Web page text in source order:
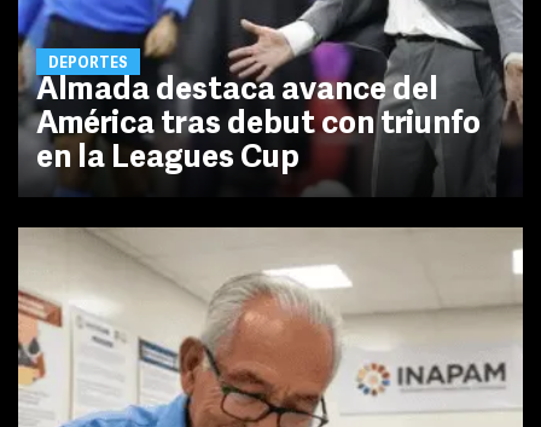
DEPORTES
Almada destaca avance del
América tras debut con triunfo
en la Leagues Cup